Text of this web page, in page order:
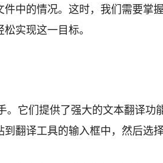
中的情况。这时，我们需要掌
实现这一目标。
。它们提供了强大的文本翻译功
翻译工具的输入框中，然后选